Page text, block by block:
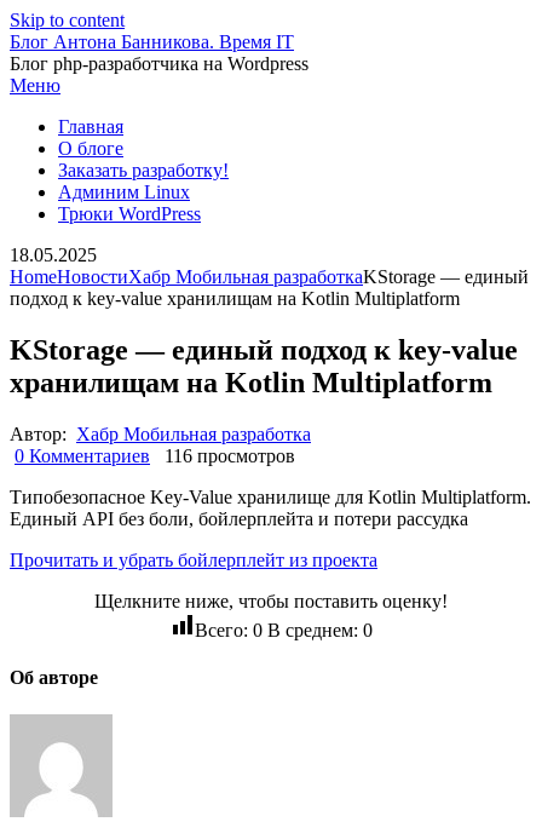
Skip to content
Блог Антона Банникова. Время IT
Блог php-разработчика на Wordpress
Меню
Главная
О блоге
Заказать разработку!
Админим Linux
Трюки WordPress
18.05.2025
HomeНовостиХабр Мобильная разработкаKStorage — единый
подход к key-value хранилищам на Kotlin Multiplatform
KStorage — единый подход к key-value
хранилищам на Kotlin Multiplatform
Автор: Хабр Мобильная разработка
0 Комментариев
116 просмотров
Типобезопасное Key-Value хранилище для Kotlin Multiplatform.
Единый API без боли, бойлерплейта и потери рассудка
Прочитать и убрать бойлерплейт из проекта
Щелкните ниже, чтобы поставить оценку!
Всего: 0В среднем: 0
Об авторе